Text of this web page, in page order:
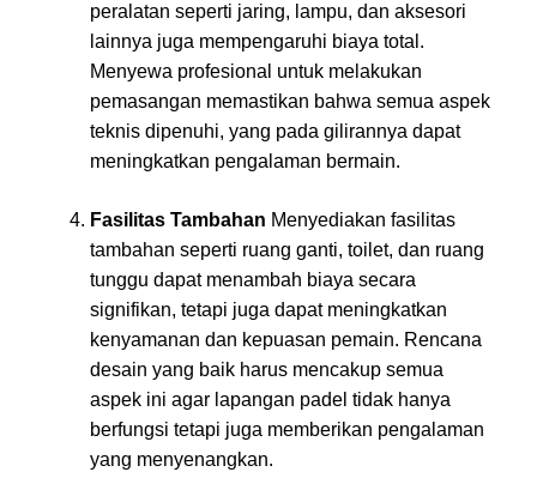
peralatan seperti jaring, lampu, dan aksesori
lainnya juga mempengaruhi biaya total.
Menyewa profesional untuk melakukan
pemasangan memastikan bahwa semua aspek
teknis dipenuhi, yang pada gilirannya dapat
meningkatkan pengalaman bermain.
Fasilitas Tambahan Menyediakan fasilitas
tambahan seperti ruang ganti, toilet, dan ruang
tunggu dapat menambah biaya secara
signifikan, tetapi juga dapat meningkatkan
kenyamanan dan kepuasan pemain. Rencana
desain yang baik harus mencakup semua
aspek ini agar lapangan padel tidak hanya
berfungsi tetapi juga memberikan pengalaman
yang menyenangkan.